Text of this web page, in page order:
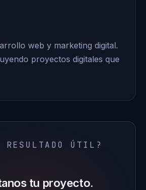
web y marketing digital.
proyectos digitales que
RESULTADO ÚTIL?
tu proyecto.